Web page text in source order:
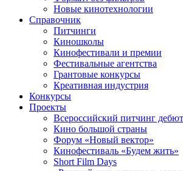
Новые кинотехнологии
Справочник
Питчинги
Киношколы
Кинофестивали и премии
Фестивальные агентства
Грантовые конкурсы
Креативная индустрия
Конкурсы
Проекты
Всероссийский питчинг
Кино большой страны
Форум «Новый вектор»
Кинофестиваль «Будем жить»
Short Film Days